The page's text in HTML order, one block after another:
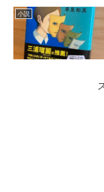
小説